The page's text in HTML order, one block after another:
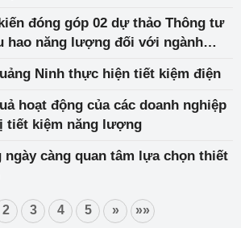
đóng góp 02 dự thảo Thông tư
hao năng lượng đối với ngành
Ninh thực hiện tiết kiệm điện
hoạt động của các doanh nghiệp
tiết kiệm năng lượng
càng quan tâm lựa chọn thiết
2 3 4 5 » »»